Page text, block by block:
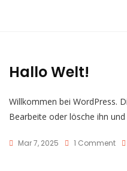
Hallo Welt!
Willkommen bei WordPress.
Bearbeite oder lösche ihn
Mar 7, 2025 1 Comment